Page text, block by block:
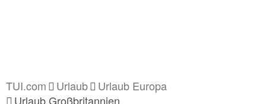
TUI.com Urlaub
Urlaub Europa
Urlaub Großbritannien